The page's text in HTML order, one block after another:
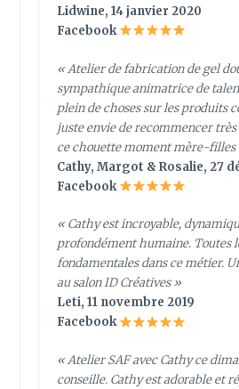
Lidwine, 14 janvier 2020
Facebook
« Atelier de fabrication de gel
sympathique animatrice de
plein de choses sur les produits
juste envie de recommencer
ce chouette moment mère-filles
Cathy, Margot & Rosalie, 27
Facebook
« Cathy est incroyable,
profondément humaine. Toutes
fondamentales dans ce métier.
au salon ID Créatives »
Leti, 11 novembre 2019
Facebook
« Atelier SAF avec Cathy ce
conseille. Cathy est adorable et